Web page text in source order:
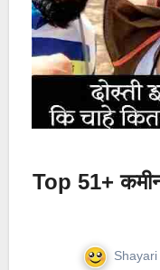
Top 51+
Shayari